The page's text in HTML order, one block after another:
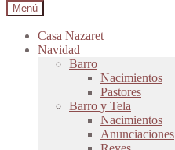
Menú
Casa Nazaret
Navidad
Barro
Nacimientos
Pastores
Barro y Tela
Nacimientos
Anunciaciones